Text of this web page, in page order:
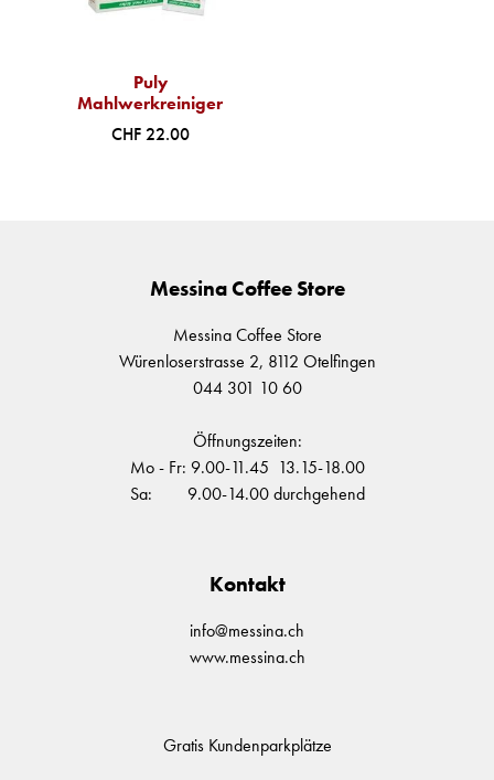
Puly
Mahlwerkreiniger
CHF 22.00
Messina Coffee Store
Messina Coffee Store
Würenloserstrasse 2, 8112 Otelfingen
044 301 10 60
Öffnungszeiten:
Mo - Fr: 9.00-11.45 13.15-18.00
Sa: 9.00-14.00 durchgehend
Kontakt
info@messina.ch
www.messina.ch
Gratis Kundenparkplätze